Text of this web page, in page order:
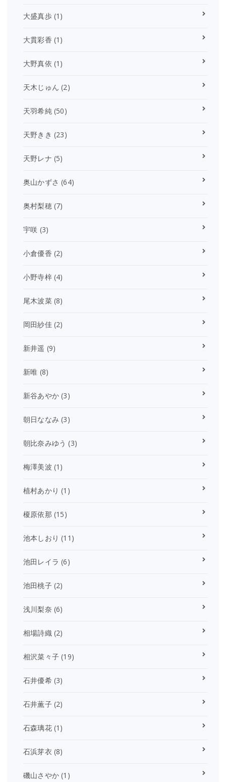
大盛真歩(1)
大貫彩香 (1)
大野真依 (1)
天木じゅん (2)
天羽希純(50)
天野きき (23)
天野レナ (5)
奥山かずさ (64)
奥村梨穂(7)
宇咲 (3)
小倉優香 (2)
小野寺梓(4)
尾木波菜(8)
岡田紗佳(2)
新井遥 (9)
新唯 (8)
新谷あやか (3)
朝日ななみ (3)
朝比奈みゆう (3)
梅澤美波 (1)
植村あかり (1)
榎原依那 (15)
池本しおり (11)
池田レイラ (6)
池田桃子(2)
浅川梨奈 (6)
相場詩織 (2)
相沢菜々子 (19)
石井優希(3)
石井薫子(2)
石森璃花(1)
石浜芽衣 (8)
磯山さやか (1)